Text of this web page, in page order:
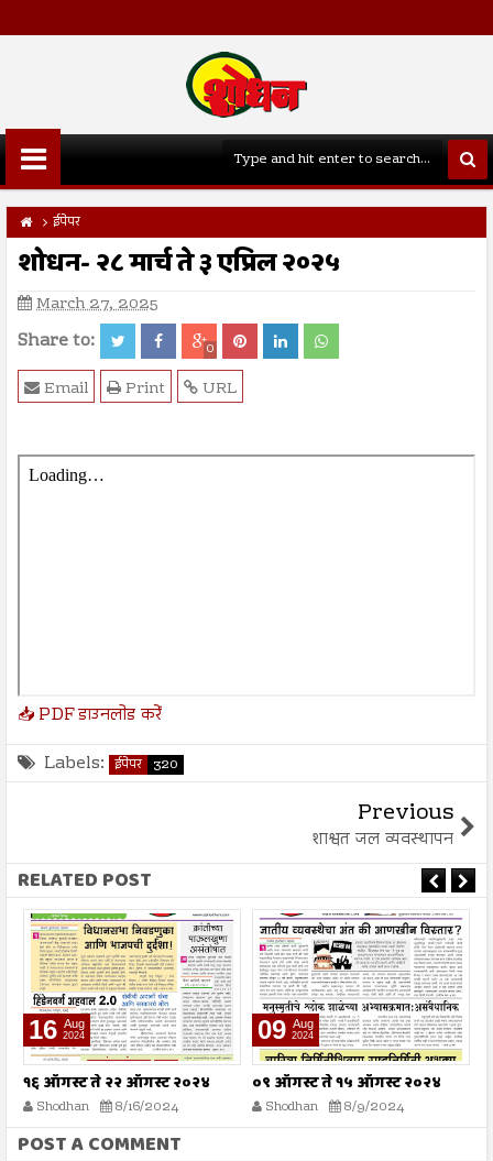
ईपेपर
शोधन- २८ मार्च ते ३ एप्रिल २०२५
March 27, 2025
Share to: 0
URL
Print
Email
📥 PDF डाउनलोड करें
Labels: ईपेपर 320
Previous
शाश्वत जल व्यवस्थापन
RELATED POST
ऑगस्ट २०२४
8/16/2024
09 Aug
2024
०९ ऑगस्ट ते १५ ऑगस्ट २०२४
Shodhan 8/9/2024
02 Aug
2024
०२ ऑगस्ट ते ०८
Shodhan
POST A COMMENT